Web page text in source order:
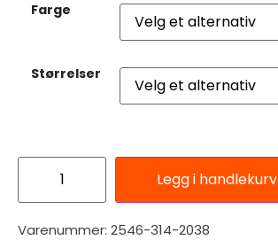
Farge
Størrelser
Legg i handlekurv
Varenummer: 2546-314-2038